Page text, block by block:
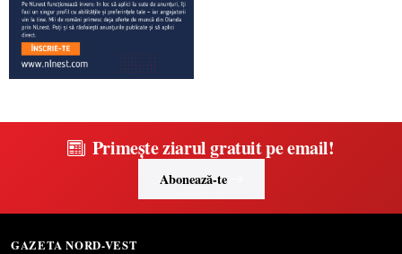
Primește ziarul gratuit pe email!
Abonează-te
GAZETA NORD-VEST